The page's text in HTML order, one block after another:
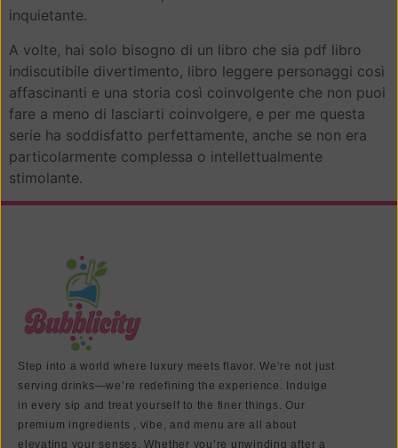
inquietante.
A volte, hai solo bisogno di un libro che sia pdf libro
indiscutibile divertimento, libro leggere personaggi così
affascinanti e una storia così coinvolgente che non puoi
fare a meno di lasciarti coinvolgere, e per me questa
serie ha soddisfatto perfettamente, anche se non era
particolarmente complessa o intellettualmente
stimolante.
Step into a world where luxury meets flavor. We’re not just
serving drinks—we’re redefining the experience. Indulge
in every sip and treat yourself to the finer things. Our
premium ingredients , vibe, and menu are all about
elevating your senses. Whether you’re unwinding after a